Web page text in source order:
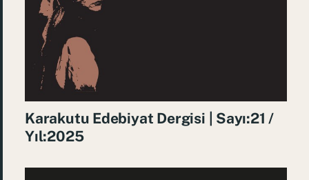
Karakutu Edebiyat Dergisi | Sayı:21 /
Yıl:2025